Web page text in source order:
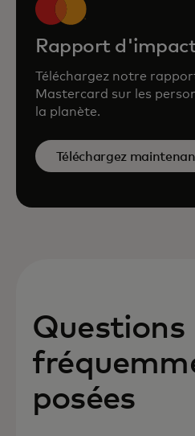
Rapport
Téléchargez notre
Mastercard sur les
la planète.
Téléchargez
Questions
posées